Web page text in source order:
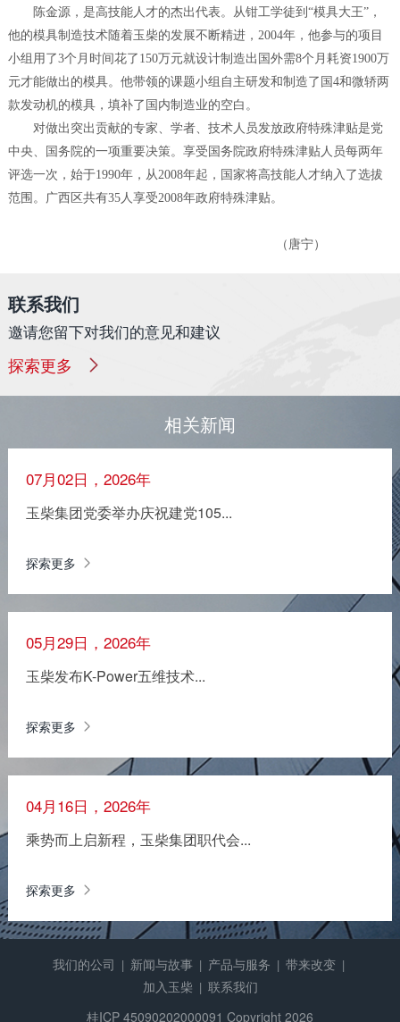
陈金源，是高技能人才的杰出代表。从钳工学徒到“模具大王”，
他的模具制造技术随着玉柴的发展不断精进，2004年，他参与的项目
小组用了3个月时间花了150万元就设计制造出国外需8个月耗资1900万
元才能做出的模具。他带领的课题小组自主研发和制造了国4和微轿两
款发动机的模具，填补了国内制造业的空白。
对做出突出贡献的专家、学者、技术人员发放政府特殊津贴是党
中央、国务院的一项重要决策。享受国务院政府特殊津贴人员每两年
评选一次，始于1990年，从2008年起，国家将高技能人才纳入了选拔
范围。广西区共有35人享受2008年政府特殊津贴。
（唐宁）
联系我们
邀请您留下对我们的意见和建议
探索更多
相关新闻
07月02日，2026年
玉柴集团党委举办庆祝建党105...
探索更多
05月29日，2026年
玉柴发布K-Power五维技术...
探索更多
04月16日，2026年
乘势而上启新程，玉柴集团职代会...
探索更多
我们的公司 | 新闻与故事 | 产品与服务 | 带来改变 |
加入玉柴 | 联系我们
桂ICP 45090202000091 Copyright 2026